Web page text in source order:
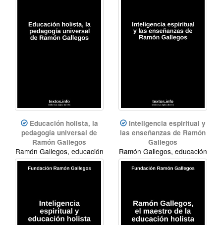
Educación holista, la
pedagogía universal de
Ramón Gallegos
Ramón Gallegos, educación
holista
Inteligencia espiritual y
las enseñanzas de Ramón
Gallegos
Ramón Gallegos, educación
holista, inteligencia
espiritual